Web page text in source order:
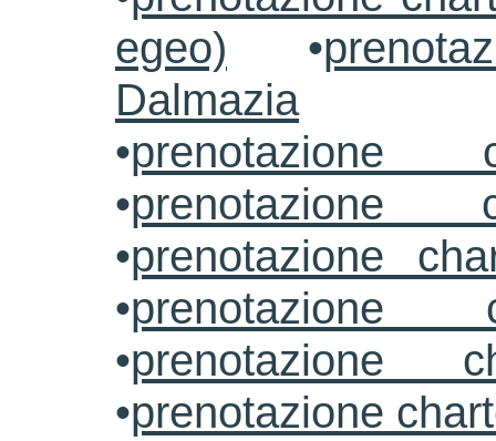
egeo) •
Dalmazia
•prenotazione
•prenotazione
•prenotazione
•prenotazione
•prenotazione
•prenotazione